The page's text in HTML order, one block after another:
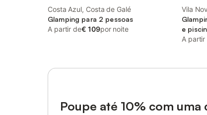
Costa Azul, Costa de Galé
Glamping para 2 pessoas
A partir de€ 109por noite
Vila
e
A partir
Poupe até 10% com uma